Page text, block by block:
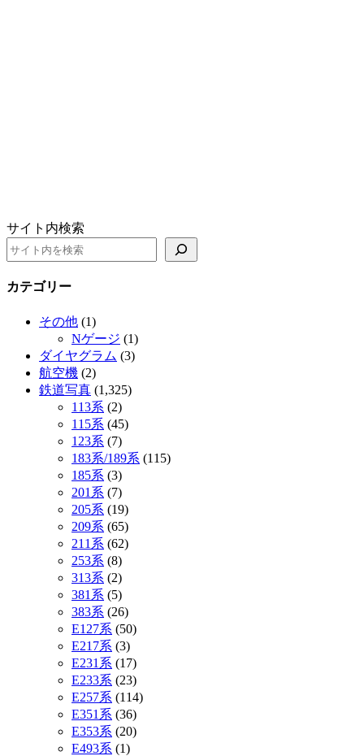
サイト内検索
カテゴリー
その他 (1)
Nゲージ (1)
ダイヤグラム (3)
航空機 (2)
鉄道写真 (1,325)
113系 (2)
115系 (45)
123系 (7)
183系/189系 (115)
185系 (3)
201系 (7)
205系 (19)
209系 (65)
211系 (62)
253系 (8)
313系 (2)
381系 (5)
383系 (26)
E127系 (50)
E217系 (3)
E231系 (17)
E233系 (23)
E257系 (114)
E351系 (36)
E353系 (20)
E493系 (1)